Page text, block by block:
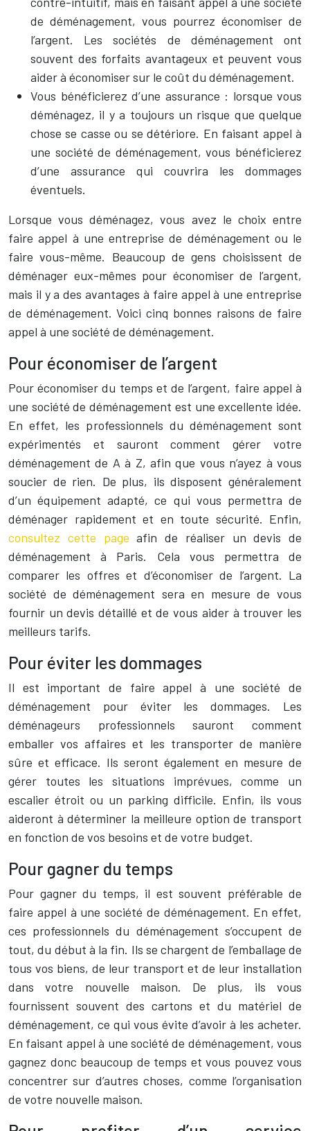
de déménagement, vous pourrez économiser de
l’argent. Les sociétés de déménagement ont
souvent des forfaits avantageux et peuvent vous
aider à économiser sur le coût du déménagement.
Vous bénéficierez d’une assurance : lorsque vous
déménagez, il y a toujours un risque que quelque
chose se casse ou se détériore. En faisant appel à
une société de déménagement, vous bénéficierez
d’une assurance qui couvrira les dommages
éventuels.
Lorsque vous déménagez, vous avez le choix entre
faire appel à une entreprise de déménagement ou le
faire vous-même. Beaucoup de gens choisissent de
déménager eux-mêmes pour économiser de l’argent,
mais il y a des avantages à faire appel à une entreprise
de déménagement. Voici cinq bonnes raisons de faire
appel à une société de déménagement.
Pour économiser de l’argent
Pour économiser du temps et de l’argent, faire appel à
une société de déménagement est une excellente idée.
En effet, les professionnels du déménagement sont
expérimentés et sauront comment gérer votre
déménagement de A à Z, afin que vous n’ayez à vous
soucier de rien. De plus, ils disposent généralement
d’un équipement adapté, ce qui vous permettra de
déménager rapidement et en toute sécurité. Enfin,
consultez cette page afin de réaliser un devis de
déménagement à Paris. Cela vous permettra de
comparer les offres et d’économiser de l’argent. La
société de déménagement sera en mesure de vous
fournir un devis détaillé et de vous aider à trouver les
meilleurs tarifs.
Pour éviter les dommages
Il est important de faire appel à une société de
déménagement pour éviter les dommages. Les
déménageurs professionnels sauront comment
emballer vos affaires et les transporter de manière
sûre et efficace. Ils seront également en mesure de
gérer toutes les situations imprévues, comme un
escalier étroit ou un parking difficile. Enfin, ils vous
aideront à déterminer la meilleure option de transport
en fonction de vos besoins et de votre budget.
Pour gagner du temps
Pour gagner du temps, il est souvent préférable de
faire appel à une société de déménagement. En effet,
ces professionnels du déménagement s’occupent de
tout, du début à la fin. Ils se chargent de l’emballage de
tous vos biens, de leur transport et de leur installation
dans votre nouvelle maison. De plus, ils vous
fournissent souvent des cartons et du matériel de
déménagement, ce qui vous évite d’avoir à les acheter.
En faisant appel à une société de déménagement, vous
gagnez donc beaucoup de temps et vous pouvez vous
concentrer sur d’autres choses, comme l’organisation
de votre nouvelle maison.